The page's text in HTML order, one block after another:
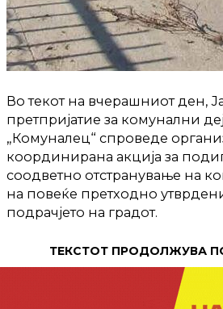
Во текот на вчерашниот ден,
претпријатие за комунални
„Комуналец“ спроведе
координирана акција за
соодветно отстранување на
на повеќе претходно
подрачјето на градот.
ТЕКСТОТ ПРОДОЛЖУВА